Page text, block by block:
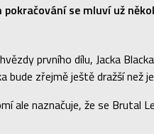
se mluví už
prvního dílu, Jacka
zřejmě ještě dražší než
ale naznačuje, že se Brutal